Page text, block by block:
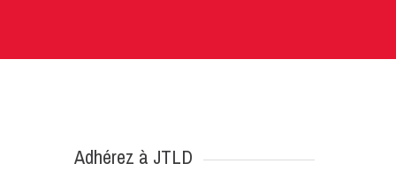
Adhérez à JTLD